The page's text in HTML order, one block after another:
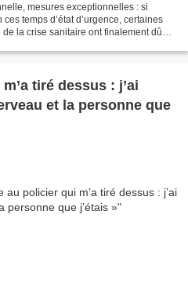
mesures exceptionnelles : si
temps d’état d’urgence, certaines
la crise sanitaire ont finalement dû
tiré dessus : j’ai
et la personne que